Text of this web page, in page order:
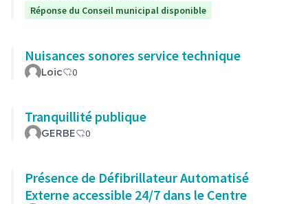
Réponse du Conseil municipal disponible
Nuisances sonores service technique
Loic 0
Tranquillité publique
GERBE 0
Présence de Défibrillateur Automatisé
Externe accessible 24/7 dans le Centre